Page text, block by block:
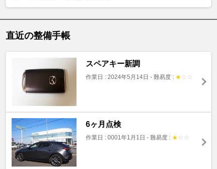
直近の整備手帳
スペアキー新調
作業日 : 2024年5月14日 - 難易度 : ★ ☆ ☆
6ヶ月点検
作業日 : 0001年1月1日 - 難易度 : ★ ☆ ☆